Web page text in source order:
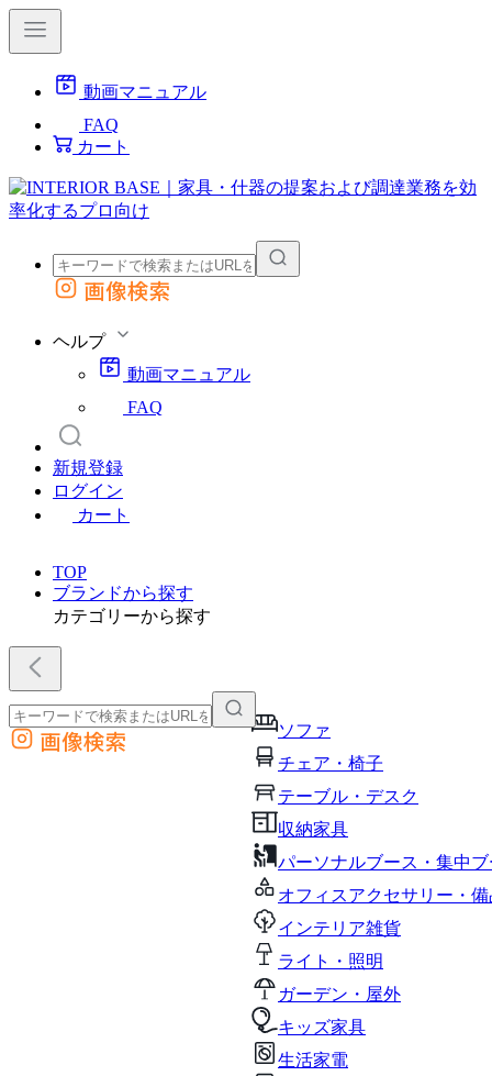
動画マニュアル
FAQ
カート
外部サイトの商品をカートに追加
画像検索
ヘルプ
動画マニュアル
FAQ
新規登録
ログイン
カート
TOP
ブランドから探す
カテゴリーから探す
ソファ
チェア・椅子
テーブル・デスク
収納家具
パーソナルブース・集中
オフィスアクセサリー・備
インテリア雑貨
ライト・照明
ガーデン・屋外
キッズ家具
生活家電
外部サイトの商品をカートに追加
他のサイトで見つけた商品ページのURLを貼り付けて、カートに追加できます
画像検索